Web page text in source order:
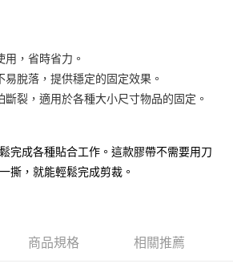
，省時省力。
易脫落，提供穩定的固定效果。
裂，適用於各種大小尺寸物品的固定。
完成各種貼合工作。這款膠帶不需要用刀
撕，就能輕鬆完成剪裁。
商品規格 相關推薦